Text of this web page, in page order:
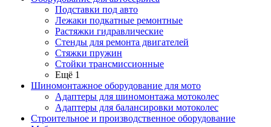
Подставки под авто
Лежаки подкатные ремонтные
Растяжки гидравлические
Стенды для ремонта двигателей
Стяжки пружин
Стойки трансмиссионные
Ещё 1
Шиномонтажное оборудование для мото
Адаптеры для шиномонтажа мотоколес
Адаптеры для балансировки мотоколес
Строительное и производственное оборудование